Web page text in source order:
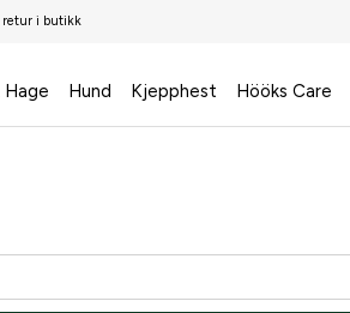
retur i butikk
Hage Hund Kjepphest Hööks Care